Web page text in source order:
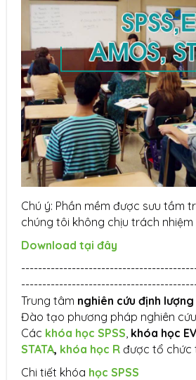
Chú ý: Phần mềm được sưu tầm
chúng tôi không chịu trách
Download tại đây
Trung tâm nghiên cứu định lượng
Đào tạo phương pháp nghiên
Các khóa học SPSS khóa học
STATA, khóa học R được tổ chức
Chi tiết khóa học SPSS